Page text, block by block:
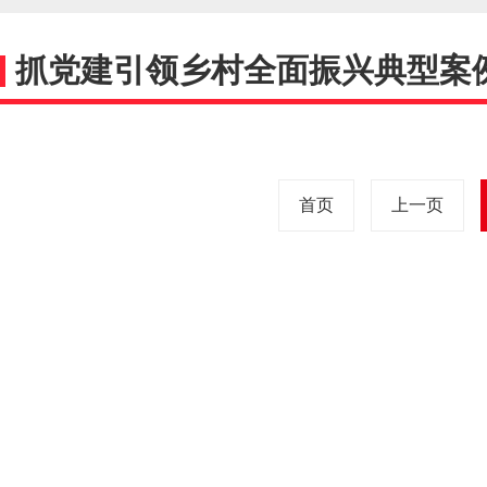
抓党建引领乡村全面振兴典型案
首页 上一页